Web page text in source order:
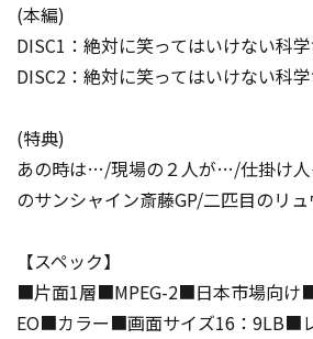
(本編)
DISC1：絶対に笑ってはいけない科
DISC2：絶対に笑ってはいけない科
(特典)
あの時は…/現場の２人が…/仕掛け人
のサンシャイン斎藤GP/二匹目のリ
【スペック】
■片面1層■MPEG-2■日本市場向け
EO■カラー■画面サイズ16：9LB■